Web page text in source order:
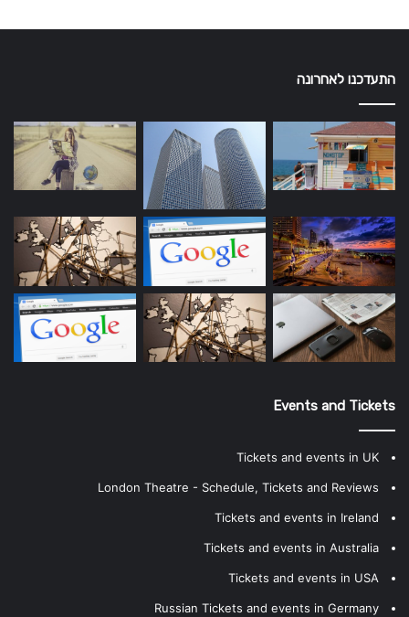
התעדכנו לאחרונה
Events and Tickets
Tickets and events in UK
London Theatre - Schedule, Tickets and Reviews
Tickets and events in Ireland
Tickets and events in Australia
Tickets and events in USA
Russian Tickets and events in Germany